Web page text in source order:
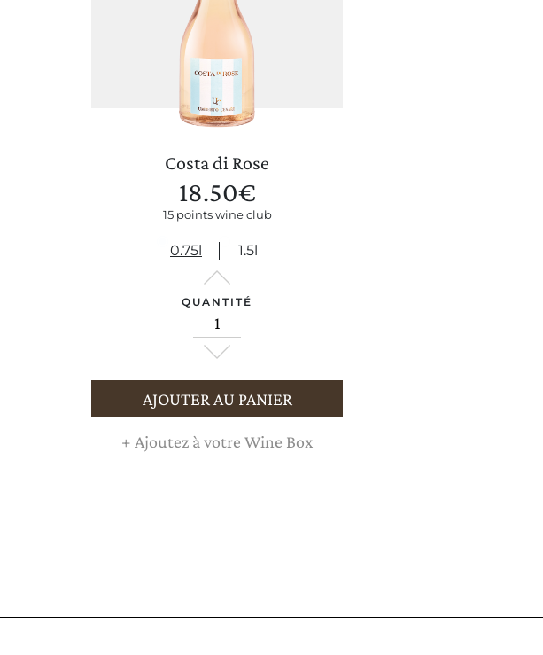
LA TENUTA
ÉVÉNEMENTS
CERCA UN ARGOMENTO SUL SITO DI UMBERTO CESARI
Costa di Rose
18.50€
15 points wine club
0.75l 1.5l
QUANTITÉ
AJOUTER AU PANIER
+ Ajoutez à votre Wine Box